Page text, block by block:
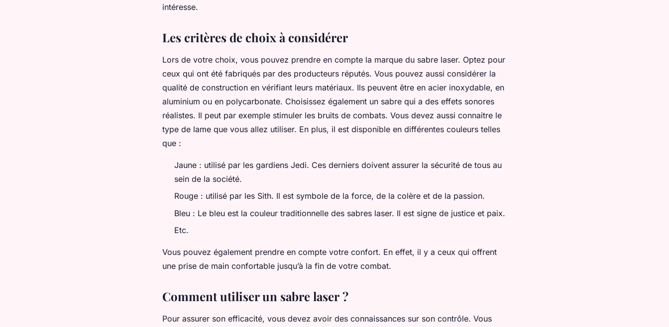
intéresse.
Les critères de choix à considérer
Lors de votre choix, vous pouvez prendre en compte la marque du sabre laser. Optez pour
ceux qui ont été fabriqués par des producteurs réputés. Vous pouvez aussi considérer la
qualité de construction en vérifiant leurs matériaux. Ils peuvent être en acier inoxydable, en
aluminium ou en polycarbonate. Choisissez également un sabre qui a des effets sonores
réalistes. Il peut par exemple stimuler les bruits de combats. Vous devez aussi connaitre le
type de lame que vous allez utiliser. En plus, il est disponible en différentes couleurs telles
que :
Jaune : utilisé par les gardiens Jedi. Ces derniers doivent assurer la sécurité de tous au
sein de la société.
Rouge : utilisé par les Sith. Il est symbole de la force, de la colère et de la passion.
Bleu : Le bleu est la couleur traditionnelle des sabres laser. Il est signe de justice et paix.
Etc.
Vous pouvez également prendre en compte votre confort. En effet, il y a ceux qui offrent
une prise de main confortable jusqu’à la fin de votre combat.
Comment utiliser un sabre laser ?
Pour assurer son efficacité, vous devez avoir des connaissances sur son contrôle. Vous